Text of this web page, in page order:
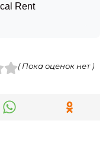
Rent
( Пока оценок нет )